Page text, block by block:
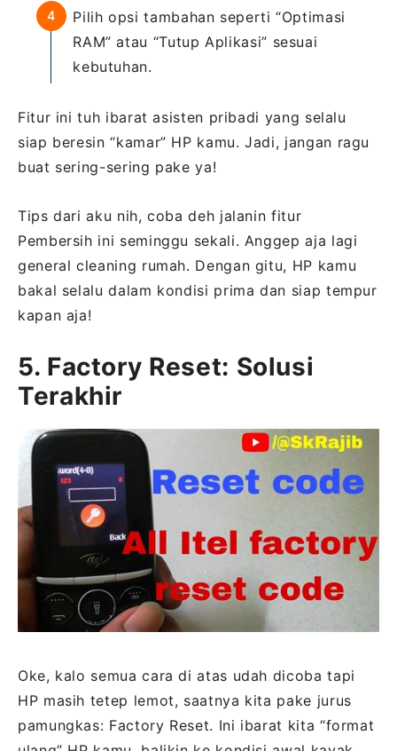
Pilih opsi tambahan seperti “Optimasi
RAM” atau “Tutup Aplikasi” sesuai
kebutuhan.
Fitur ini tuh ibarat asisten pribadi yang selalu
siap beresin “kamar” HP kamu. Jadi, jangan ragu
buat sering-sering pake ya!
Tips dari aku nih, coba deh jalanin fitur
Pembersih ini seminggu sekali. Anggep aja lagi
general cleaning rumah. Dengan gitu, HP kamu
bakal selalu dalam kondisi prima dan siap tempur
kapan aja!
5. Factory Reset: Solusi
Terakhir
Oke, kalo semua cara di atas udah dicoba tapi
HP masih tetep lemot, saatnya kita pake jurus
pamungkas: Factory Reset. Ini ibarat kita “format